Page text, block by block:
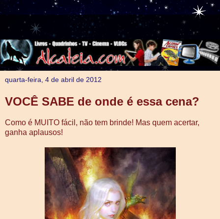
quarta-feira, 4 de abril de 2012
VOCÊ SABE de onde é essa cena?
Como é MUITO fácil, não tem brinde! Mas quem acertar,
ganha aplausos!